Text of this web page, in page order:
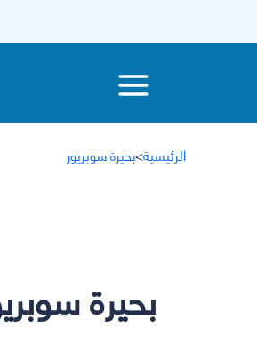
الرئيسية>بحيرة سوبريور
بحيرة